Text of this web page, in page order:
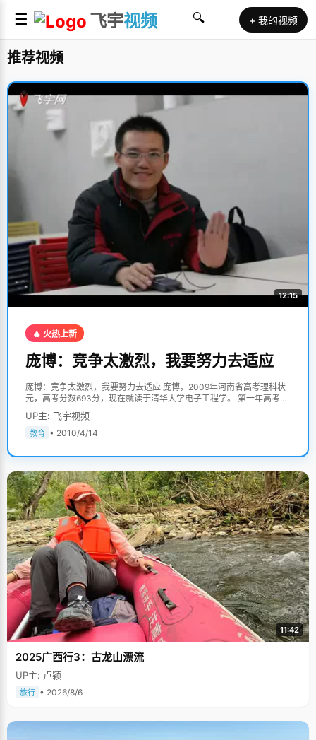
☰ 飞宇视频 🔍 + 我的视频
推荐视频
12:15
🔥 火热上新
庞博：竞争太激烈，我要努力去适应
庞博：竞争太激烈，我要努力去适应 庞博，2009年河南省高考理科状
元，高考分数693分，现在就读于清华大学电子工程学。 第一年高考，
庞博的目标是北京科技大学，一向成绩优秀的他在临场发挥的时候犯下
了自称为"脑残"和"非脑残"的两个错误，这是90后的流行语，形容他两
个错误最合适不过："脑残"是指在考语文的时候，由于过分紧张的缘
后语文成绩以惨淡悲剧收场。"非脑残"则是指"希望越大，失望越大"，
压力的作用下，使心态紧张和患得患失，考试失利也就不可避免了。 庞
博是个开朗的大男生，笑容灿烂，真诚，他推了推鼻梁上的丝边眼镜，
有些欣慰的说，"幸好，高考给了我一次改变错误的机会"。 庞博有一
句"名"言："给我勇气让我接受以前不可改变的，给我力量让我去改变以
后可以改变的"，这句话在无数次挫折和彷徨的时候，给庞博以继续奋
斗的动力。既然过去无法改变，那就索性选择忘记过去的不快，用积极
的态度来面对未来的学习和生活。 在高四复读的一年中，庞博变得淡
泊、诚恳起来。"高四那年我收获挺大的，"庞博说，"首先我知道了自己
学习中的缺点和不足，一点一点的来弥补。其次高考失利的心态因素，
让我一直没有定太明确的目标，只是都静下心来认真的查缺补漏，整个
人变得平和了很多"。因为这种谦虚和认真的态度，庞博的成绩在高四
一年突飞猛进。庞博的经历再次向我们证明了心态对于高考的重要性。
庞博说自己不是那种特聪明的学生，也不是最最勤奋的那个，总结一下
过去的学习经验，只有一个优点，那就是清楚知道自己什么时候该做什
么事情。 玩网游不是错误，错误的是玩得失控。高四的上半年，仗着之
博开始迷上网游，在坚持玩了一个月网游之后，成绩出现了大幅下滑。
庞博一下惊醒过来，还不等爸爸批评，就自己主动的就将电脑中的游戏
程序果断删除，在下半年的学习中，严厉的克制自己，甚至连电脑也不
碰一下。 在庞博所在的学校里，有一种邪乎的传言，说庞博对于学习达
UP主: 飞宇视频
教育 • 2010/4/14
11:42
2025广西行3：古龙山漂流
UP主: 卢颖
旅行 • 2026/8/6